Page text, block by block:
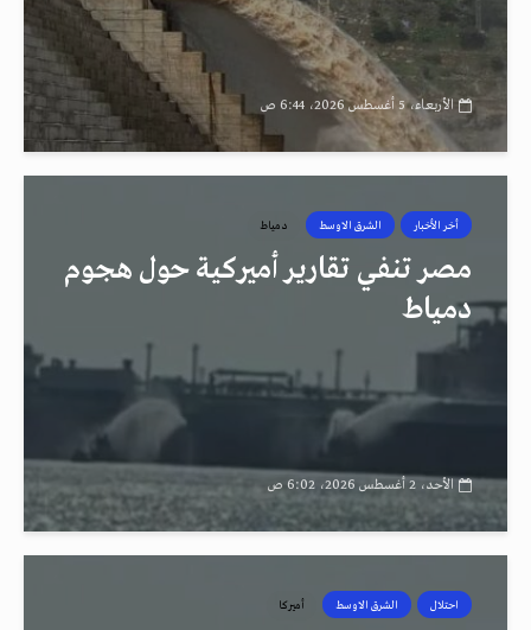
الأربعاء، 5 أغسطس 2026، 6:44 ص
أخر الأخبار الشرق الاوسط دمياط
مصر تنفي تقارير أميركية حول هجوم
دمياط
الأحد، 2 أغسطس 2026، 6:02 ص
احتلال الشرق الاوسط أميركا